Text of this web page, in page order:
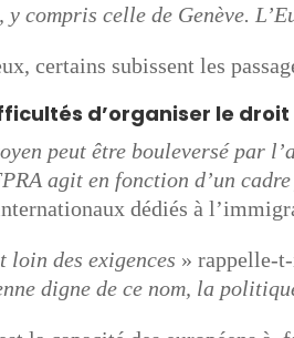
y compris celle de Genève.
certains subissent les
d’organiser le droit
peut être bouleversé par
agit en fonction d’un
dédiés à
loin des exigences » rappelle-
digne de ce nom, la